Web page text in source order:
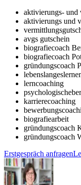
aktivierungs- und
aktivierungs und
avgs gutschein
biografiecoach
biografiecoach
gründungscoach
lerncoaching
karrierecoaching
biografiearbeit
gründungscoach
gründungscoach
Erstgespräch anfragen